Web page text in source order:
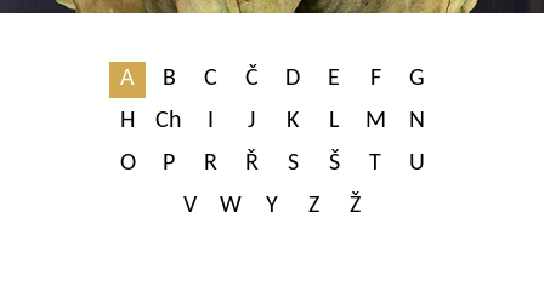
A B C Č D E F
G
H
Ch I J K L M
N
O
P R Ř S Š T
U
V
W Y Z Ž